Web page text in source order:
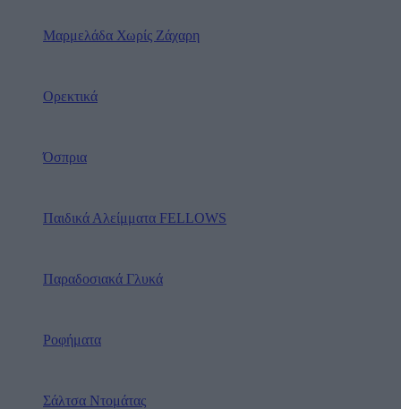
Μαρμελάδα Χωρίς Ζάχαρη
Ορεκτικά
Όσπρια
Παιδικά Αλείμματα FELLOWS
Παραδοσιακά Γλυκά
Ροφήματα
Σάλτσα Ντομάτας